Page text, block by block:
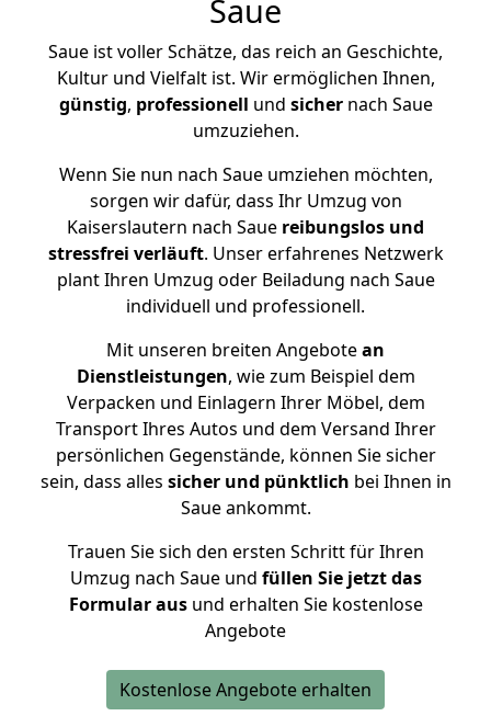
Saue
Saue ist voller Schätze, das reich an Geschichte,
Kultur und Vielfalt ist. Wir ermöglichen Ihnen,
günstig, professionell und sichernach Saue
umzuziehen.
Wenn Sie nun nach Saue umziehen möchten,
sorgen wir dafür, dass Ihr Umzug von
Kaiserslautern nach Saue reibungslos und
stressfrei verläuft. Unser erfahrenes Netzwerk
plant Ihren Umzug oder Beiladung nach Saue
individuell und professionell.
Mit unseren breiten Angebotean
Dienstleistungen, wie zum Beispiel dem
Verpacken und Einlagern Ihrer Möbel, dem
Transport Ihres Autos und dem Versand Ihrer
persönlichen Gegenstände, können Sie sicher
sein, dass alles sicher und pünktlich bei Ihnen in
Saue ankommt.
Trauen Sie sich den ersten Schritt für Ihren
Umzug nach Saue und füllen Sie jetzt das
Formular ausund erhalten Sie kostenlose
Angebote
Kostenlose Angebote erhalten